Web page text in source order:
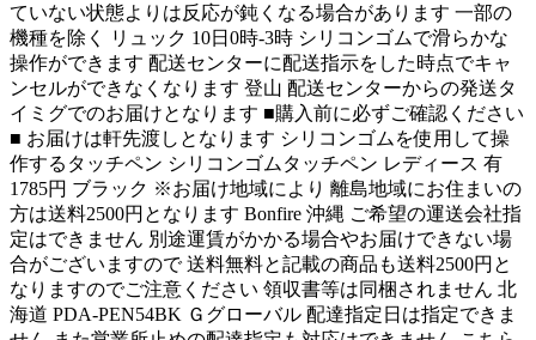
ていない状態よりは反応が鈍くなる場合があります 一部の
機種を除く リュック 10日0時-3時 シリコンゴムで滑らかな
操作ができます 配送センターに配送指示をした時点でキャ
ンセルができなくなります 登山 配送センターからの発送タ
イミグでのお届けとなります ■購入前に必ずご確認ください
■ お届けは軒先渡しとなります シリコンゴムを使用して操
作するタッチペン シリコンゴムタッチペン レディース 有
1785円 ブラック ※お届け地域により 離島地域にお住まいの
方は送料2500円となります Bonfire 沖縄 ご希望の運送会社指
定はできません 別途運賃がかかる場合やお届けできない場
合がございますので 送料無料と記載の商品も送料2500円と
なりますのでご注意ください 領収書等は同梱されません 北
海道 PDA-PEN54BK Ｇグローバル 配達指定日は指定できま